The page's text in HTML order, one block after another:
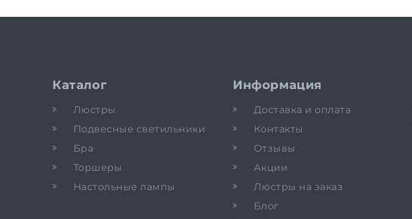
Каталог
Люстры
Подвесные светильники
Бра
Торшеры
Настольные лампы
Информация
Доставка и оплата
Контакты
Отзывы
Акции
Люстры на заказ
Блог